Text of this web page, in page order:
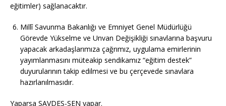
eğitimler) sağlanacaktır.
Millî Savunma Bakanlığı ve Emniyet Genel Müdürlüğü
Görevde Yükselme ve Unvan Değişikliği sınavlarına başvuru
yapacak arkadaşlarımıza çağrımız, uygulama emirlerinin
yayımlanmasını müteakip sendikamız “eğitim destek”
duyurularının takip edilmesi ve bu çerçevede sınavlara
hazırlanılmasıdır.
Yaparsa SAVDES-SEN yapar.